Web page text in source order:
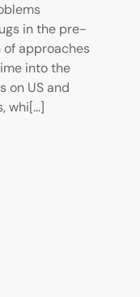
in the pre-
approaches
into the
on US and
whi[...]